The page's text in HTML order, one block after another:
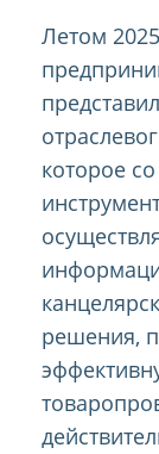
Летом
которое
решения,